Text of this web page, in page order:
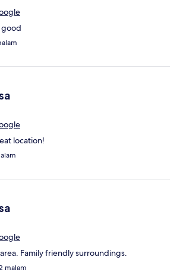
good
location!
Family friendly surroundings.
malam